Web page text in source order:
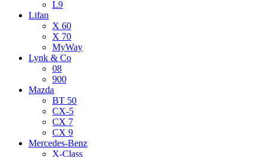
L9
Lifan
X 60
X 70
MyWay
Lynk & Co
08
900
Mazda
BT 50
CX-5
CX 7
CX 9
Mercedes-Benz
X-Class